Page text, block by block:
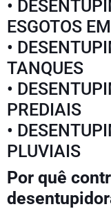
•
ESGOTOS
•
TANQUES
•
PREDIAIS
•
PLUVIAIS
Por quê